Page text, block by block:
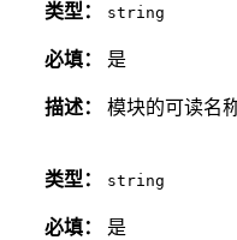
类型： string
必填： 是
描述： 模块的可读名称
类型： string
必填： 是